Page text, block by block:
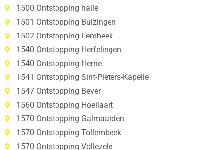
1500 Ontstopping halle
1501 Ontstopping Buizingen
1502 Ontstopping Lembeek
1540 Ontstopping Herfelingen
1540 Ontstopping Herne
1541 Ontstopping Sint-Pieters-Kapelle
1547 Ontstopping Bever
1560 Ontstopping Hoeilaart
1570 Ontstopping Galmaarden
1570 Ontstopping Tollembeek
1570 Ontstopping Vollezele